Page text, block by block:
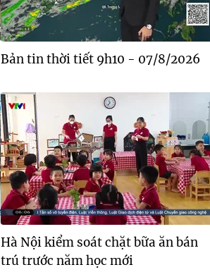
Bản tin thời tiết 9h10 - 07/8/2026
Hà Nội kiểm soát chặt bữa ăn bán
trú trước năm học mới